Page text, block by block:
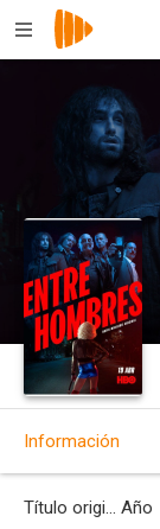
Información
Título original Año